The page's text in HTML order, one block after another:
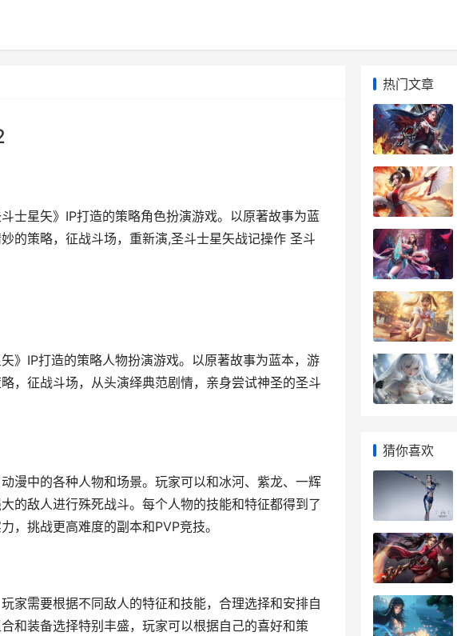
士星矢》IP打造的策略角色扮演游戏。以原著故事为蓝
的策略，征战斗场，重新演,圣斗士星矢战记操作 圣斗
》IP打造的策略人物扮演游戏。以原著故事为蓝本，游
，征战斗场，从头演绎典范剧情，亲身尝试神圣的圣斗
漫中的各种人物和场景。玩家可以和冰河、紫龙、一辉
的敌人进行殊死战斗。每个人物的技能和特征都得到了
，挑战更高难度的副本和PVP竞技。
家需要根据不同敌人的特征和技能，合理选择和安排自
和装备选择特别丰盛，玩家可以根据自己的喜好和策
热门文章
猜你喜欢